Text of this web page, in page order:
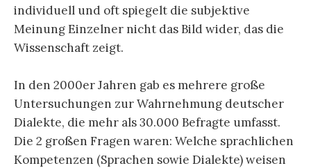
individuell und oft spiegelt die subjektive
Meinung Einzelner nicht das Bild wider, das die
Wissenschaft zeigt.
In den 2000er Jahren gab es mehrere große
Untersuchungen zur Wahrnehmung deutscher
Dialekte, die mehr als 30.000 Befragte umfasst.
Die 2 großen Fragen waren: Welche sprachlichen
Kompetenzen (Sprachen sowie Dialekte) weisen